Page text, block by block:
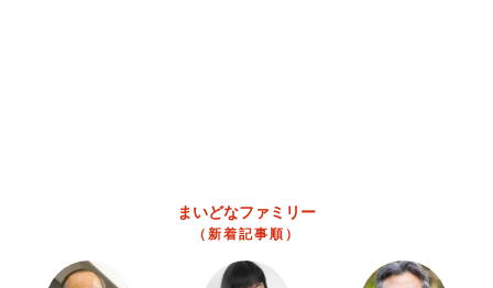
まいどなファミリー
（新着記事順）